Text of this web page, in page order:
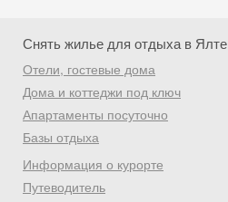
Снять жилье для отдыха в Ялте
Отели, гостевые дома
Дома и коттеджи под ключ
Апартаменты посуточно
Базы отдыха
Информация о курорте
Путеводитель